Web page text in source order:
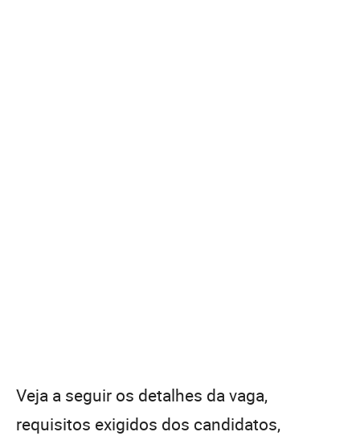
Veja a seguir os detalhes da vaga,
requisitos exigidos dos candidatos,